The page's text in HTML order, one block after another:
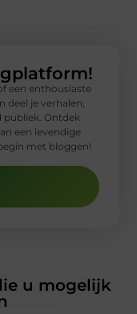
een enthousiaste
deel je verhalen,
publiek. Ontdek
een levendige
met bloggen!
u mogelijk